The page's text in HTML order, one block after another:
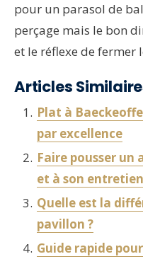
pour un parasol de
perçage mais le bon
et le réflexe de fermer
Articles
Plat à
par excellence
Faire pousser un
et à son entretien
Quelle est la
pavillon ?
Guide rapide